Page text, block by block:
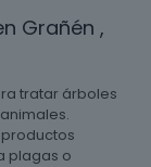
Grañén ,
tratar árboles
plagas o